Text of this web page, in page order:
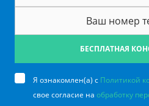
БЕСПЛАТНАЯ
Я ознакомлен(а) с Политикой
свое согласие на обработку